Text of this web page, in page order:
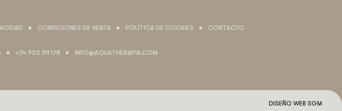
CONDICIONES DE VENTA POLÍTICA DE COOKIES CONTACTO
+34 923 211 178 INFO@AQUATHERAPIA.COM
DISEÑO WEB SGM